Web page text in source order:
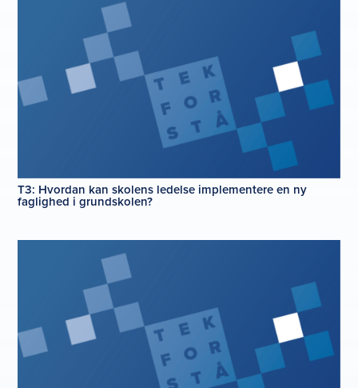
T3: Hvordan kan skolens ledelse implementere en ny
faglighed i grundskolen?